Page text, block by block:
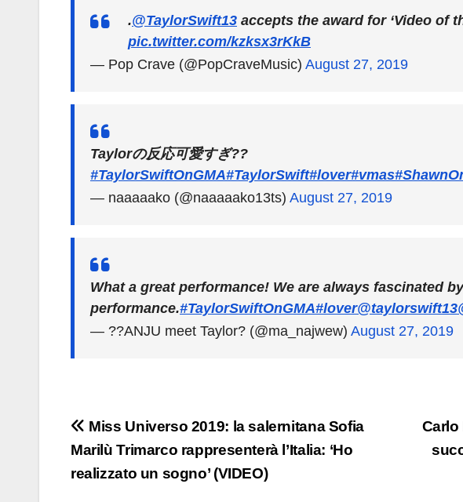
.@TaylorSwift13 accepts the award for ‘Video of
pic.twitter.com/kzksx3rKkB
— Pop Crave (@PopCraveMusic) August 27, 2019
Taylorの反応可愛すぎ??
#TaylorSwiftOnGMA#TaylorSwift#lover#vmas
— naaaaako (@naaaaako13ts) August 27, 2019
What a great performance! We are always fascinated
performance.#TaylorSwiftOnGMA#lover@taylorswift13
— ??ANJU meet Taylor? (@ma_najwew) August 27, 2019
Navigazione
articoli
Carlo
Miss Universo 2019: la salernitana Sofia
Marilù Trimarco rappresenterà l’Italia: ‘Ho
realizzato un sogno’ (VIDEO)